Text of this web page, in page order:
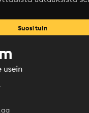
Suosituin
usein